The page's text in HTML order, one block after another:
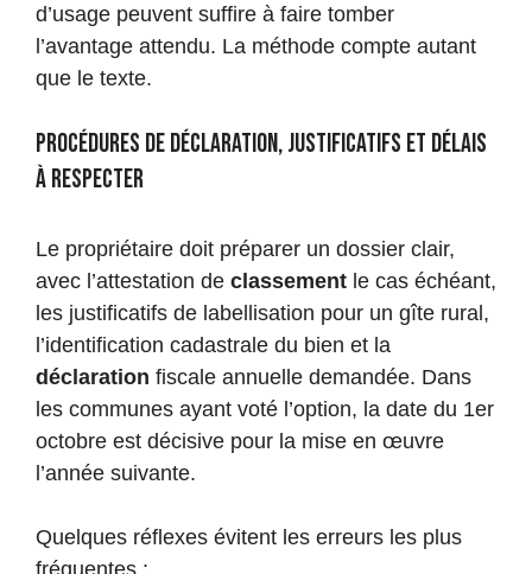
Voir le détail →
d’usage peuvent suffire à faire tomber
l’avantage attendu. La méthode compte autant
que le texte.
Procédures de déclaration, justificatifs et délais
à respecter
Le propriétaire doit préparer un dossier clair,
avec l’attestation de classement le cas échéant,
les justificatifs de labellisation pour un gîte rural,
l’identification cadastrale du bien et la
déclaration fiscale annuelle demandée. Dans
les communes ayant voté l’option, la date du 1er
octobre est décisive pour la mise en œuvre
l’année suivante.
Quelques réflexes évitent les erreurs les plus